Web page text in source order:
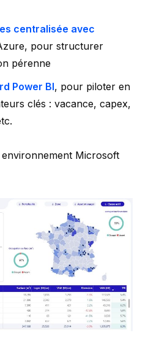
centralisée avec
pour structurer
pérenne
Power BI, pour piloter en
clés : vacance, capex,
Microsoft